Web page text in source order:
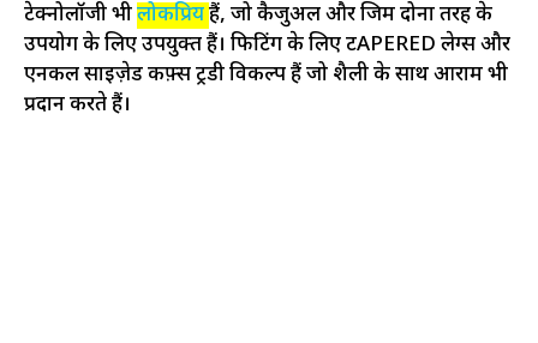
टेक्नोलॉजी भीलोकप्रियहैं, जो कैजुअल और जिम दोनों तरह के
उपयोग के लिए उपयुक्त हैं। फिटिंग के लिए टAPERED लेग्स और
एनकल साइज़ेड कफ़्स ट्रेंडी विकल्प हैं जो शैली के साथ आराम भी
प्रदान करते हैं।